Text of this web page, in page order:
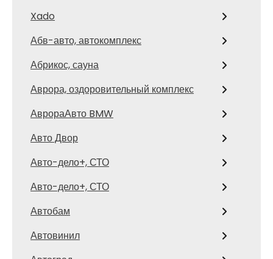
Xado
Абв-авто, автокомплекс
Абрикос, сауна
Аврора, оздоровительный комплекс
АврораАвто BMW
Авто Двор
Авто-дело+, СТО
Авто-дело+, СТО
Автобам
Автовинил